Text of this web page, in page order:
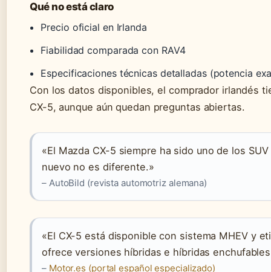
Qué no está claro
Precio oficial en Irlanda
Fiabilidad comparada con RAV4
Especificaciones técnicas detalladas (potencia
Con los datos disponibles, el comprador irlandés
CX-5, aunque aún quedan preguntas abiertas.
«El Mazda CX-5 siempre ha sido uno de los
nuevo no es diferente.»
– AutoBild (revista automotriz alemana)
«El CX-5 está disponible con sistema MHEV y
ofrece versiones híbridas e híbridas
– Motor.es (portal español especializado)